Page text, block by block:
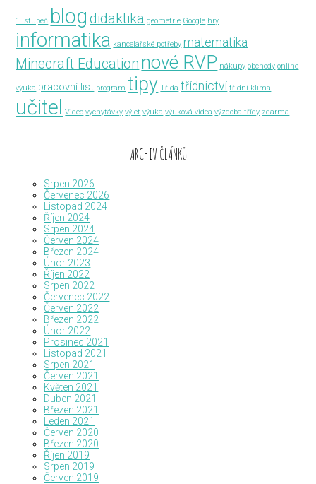
1. stupeň blog didaktika geometrie Google hry
informatika kancelářské potřeby matematika
Minecraft Education nové RVP nákupy obchody online
výuka pracovní list program tipy Třída třídnictví třídní klima
učitel Video vychytávky výlet výuka výuková videa výzdoba třídy zdarma
ARCHIV ČLÁNKŮ
Srpen 2026
Červenec 2026
Listopad 2024
Říjen 2024
Srpen 2024
Červen 2024
Březen 2024
Únor 2023
Říjen 2022
Srpen 2022
Červenec 2022
Červen 2022
Březen 2022
Únor 2022
Prosinec 2021
Listopad 2021
Srpen 2021
Červen 2021
Květen 2021
Duben 2021
Březen 2021
Leden 2021
Červen 2020
Březen 2020
Říjen 2019
Srpen 2019
Červen 2019